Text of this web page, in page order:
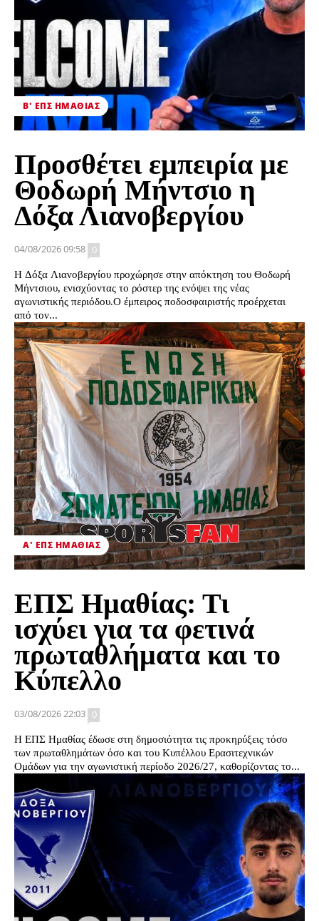
Β' ΕΠΣ ΗΜΑΘΊΑΣ
Προσθέτει εμπειρία με
Θοδωρή Μήντσιο η
Δόξα Λιανοβεργίου
04/08/2026 09:58 0
Η Δόξα Λιανοβεργίου προχώρησε στην απόκτηση του Θοδωρή
Μήντσιου, ενισχύοντας το ρόστερ της ενόψει της νέας
αγωνιστικής περιόδου.Ο έμπειρος ποδοσφαιριστής προέρχεται
από τον...
Α' ΕΠΣ ΗΜΑΘΊΑΣ
ΕΠΣ Ημαθίας: Τι
ισχύει για τα φετινά
πρωταθλήματα και το
Κύπελλο
03/08/2026 22:03 0
Η ΕΠΣ Ημαθίας έδωσε στη δημοσιότητα τις προκηρύξεις τόσο
των πρωταθλημάτων όσο και του Κυπέλλου Ερασιτεχνικών
Ομάδων για την αγωνιστική περίοδο 2026/27, καθορίζοντας το...